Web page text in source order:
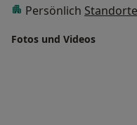
Persönlich
Fotos und Videos